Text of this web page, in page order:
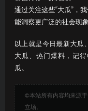
通过关注这些“大瓜”，
能洞察更广泛的社会现
以上就是今日最新大瓜
大瓜、热门爆料，记
瓜。
©本站所有内容均来源
立场。